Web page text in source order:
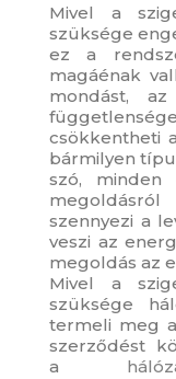
Mivel a
szüksége
ez a
magáénak
mondást,
csökkentheti
bármilyen
szó, minden
szennyezi a
veszi az
megoldás az
Mivel a
szüksége
termeli meg
szerződést
a